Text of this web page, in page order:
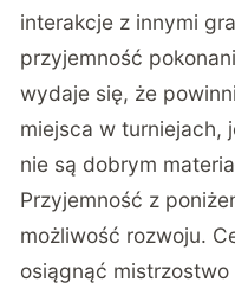
interakcje z innymi
przyjemność
wydaje się, że
miejsca w turniejach,
nie są dobrym
Przyjemność z
możliwość rozwoju.
osiągnąć mistrzostwo